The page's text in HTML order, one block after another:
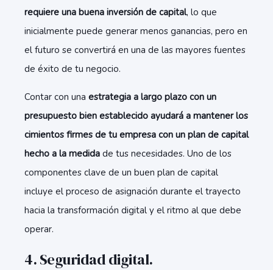
requiere una buena inversión de capital, lo que
inicialmente puede generar menos ganancias, pero en
el futuro se convertirá en una de las mayores fuentes
de éxito de tu negocio.
Contar con una estrategia a largo plazo con un
presupuesto bien establecido ayudará a mantener los
cimientos firmes de tu empresa con un plan de capital
hecho a la medida de tus necesidades. Uno de los
componentes clave de un buen plan de capital
incluye el proceso de asignación durante el trayecto
hacia la transformación digital y el ritmo al que debe
operar.
4. Seguridad digital.